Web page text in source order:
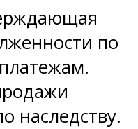
по
наследству.